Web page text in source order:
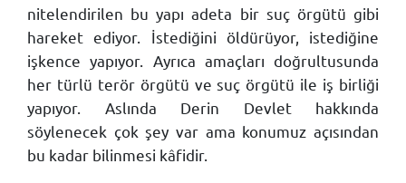
nitelendirilen bu yapı adeta bir suç örgütü gibi
hareket ediyor. İstediğini öldürüyor, istediğine
işkence yapıyor. Ayrıca amaçları doğrultusunda
her türlü terör örgütü ve suç örgütü ile iş birliği
yapıyor. Aslında Derin Devlet hakkında
söylenecek çok şey var ama konumuz açısından
bu kadar bilinmesi kâfidir.